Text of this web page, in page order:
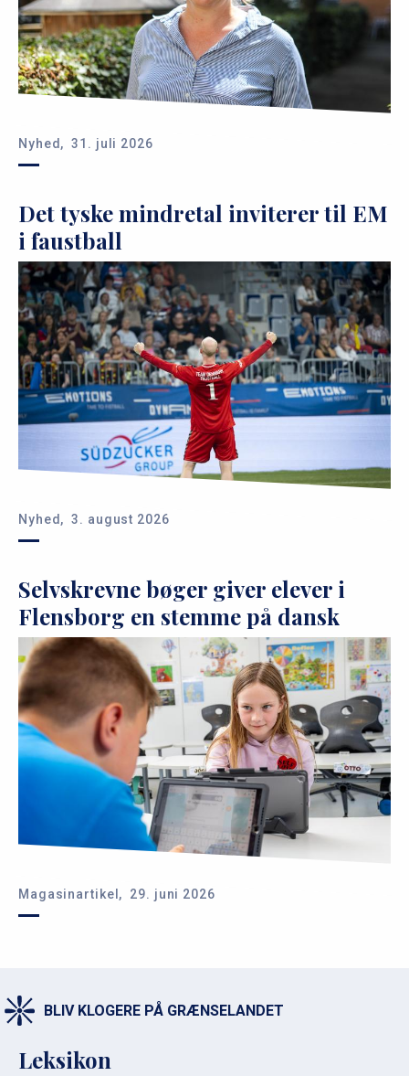
Nyhed, 31. juli 2026
Det tyske mindretal inviterer til EM
i faustball
Nyhed, 3. august 2026
Selvskrevne bøger giver elever i
Flensborg en stemme på dansk
Magasinartikel, 29. juni 2026
BLIV KLOGERE PÅ GRÆNSELANDET
Leksikon